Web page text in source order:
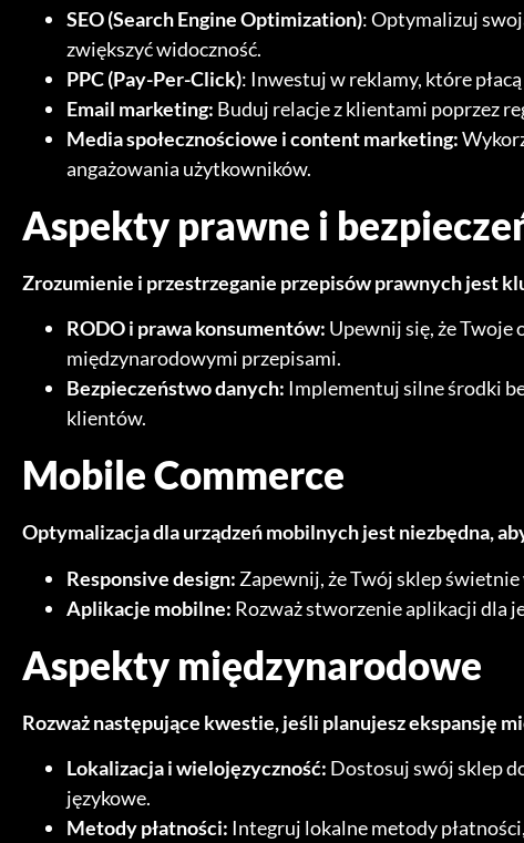
SEO (Search Engine Optimization): Optymalizuj
zwiększyć widoczność.
PPC (Pay-Per-Click): Inwestuj w reklamy, które
Email marketing: Buduj relacje z klientami poprzez
Media społecznościowe i content marketing:
angażowania użytkowników.
Aspekty prawne i
Zrozumienie i przestrzeganie przepisów prawnych jest
RODO i prawa konsumentów: Upewnij się, że Twoje
międzynarodowymi przepisami.
Bezpieczeństwo danych: Implementuj silne środki
klientów.
Mobile Commerce
Optymalizacja dla urządzeń mobilnych jest niezbędna,
Responsive design: Zapewnij, że Twój sklep
Aplikacje mobilne: Rozważ stworzenie aplikacji dla
Aspekty międzynarodowe
Rozważ następujące kwestie, jeśli planujesz ekspansję
Lokalizacja i wielojęzyczność: Dostosuj swój sklep
językowe.
Metody płatności: Integruj lokalne metody